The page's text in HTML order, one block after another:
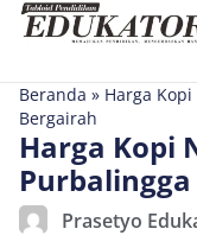
Beranda » Harga
Bergairah
Harga Kopi
Prasetyo